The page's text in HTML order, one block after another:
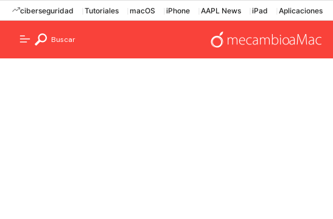
ciberseguridad Tutoriales macOS iPhone AAPL News iPad Aplicaciones
Buscar